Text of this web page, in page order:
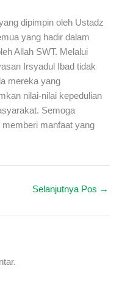
dipimpin oleh Ustadz
yang hadir dalam
Allah SWT. Melalui
Irsyadul Ibad tidak
mereka yang
nilai-nilai kepedulian
Semoga
memberi manfaat yang
Selanjutnya Pos →